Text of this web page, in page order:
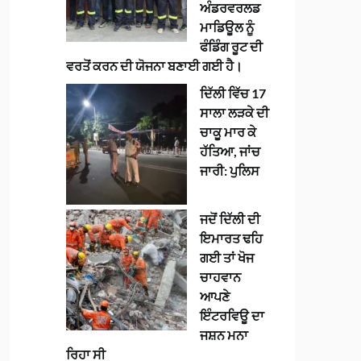
ਅੰਡਰਵਰਲਡ
ਮਾਡਿਊਲ ਨੂੰ
ਫੰਡਿੰਗ ਰੂਟ ਦੀ
ਵਰਤੋਂ ਕਰਨ ਦੀ ਯੋਜਨਾ ਬਣਾਈ ਗਈ ਹੈ।
ਦਿੱਲੀ ਵਿੱਚ 17
ਸਾਲਾ ਲੜਕੇ ਦੀ
ਚਾਕੂ ਮਾਰ ਕੇ
ਹੱਤਿਆ, ਜਾਂਚ
ਜਾਰੀ: ਪੁਲਿਸ
ਜਦੋਂ ਦਿੱਲੀ ਦੀ
ਇਮਾਰਤ ਢਹਿ
ਗਈ ਤਾਂ ਖੋਜ
ਚਾਹਵਾਨ
ਆਪਣੇ
ਇੰਟਰਵਿਊ ਦਾ
ਜਸ਼ਨ ਮਨਾ
ਰਿਹਾ ਸੀ